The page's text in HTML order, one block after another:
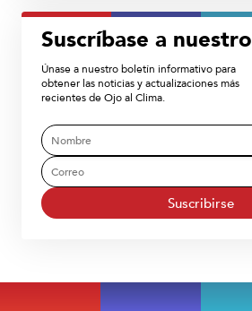
Suscríbase a
Únase a nuestro boletín informativo para
obtener las noticias y actualizaciones más
recientes de Ojo al Clima.
Suscribirse